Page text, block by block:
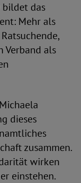
bildet das
Mehr als
Verband als
dieses
zusammen.
wirken
einstehen.